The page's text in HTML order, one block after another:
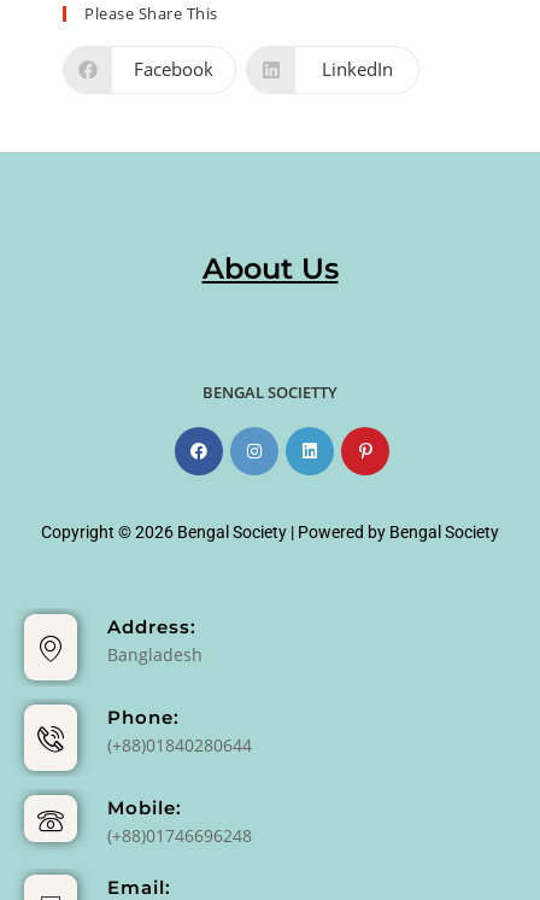
Please Share This
Facebook LinkedIn
About Us
BENGAL SOCIETTY
Copyright © 2026 Bengal Society | Powered by Bengal Society
Address:
Bangladesh
Phone:
(+88)01840280644
Mobile:
(+88)01746696248
Email: